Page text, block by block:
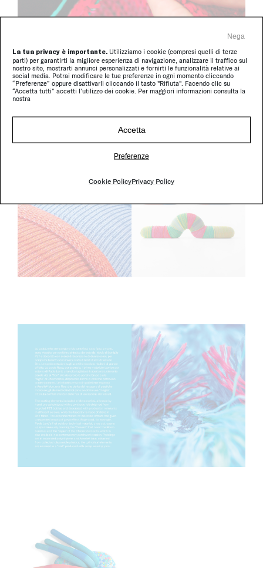
La tua privacy è importante. Utilizziamo i cookie (compresi quelli di terze
parti) per garantirti la migliore esperienza di navigazione, analizzare il traffico sul
nostro sito, mostrarti annunci personalizzati e fornirti le funzionalità relative ai
social media. Potrai modificare le tue preferenze in ogni momento cliccando
“Preferenze” oppure disattivarli cliccando il tasto "Rifiuta". Facendo clic su
“Accetta tutti” accetti l’utilizzo dei cookie. Per maggiori informazioni consulta la
nostra
Accetta
Nega
Preferenze
Cookie PolicyPrivacy Policy